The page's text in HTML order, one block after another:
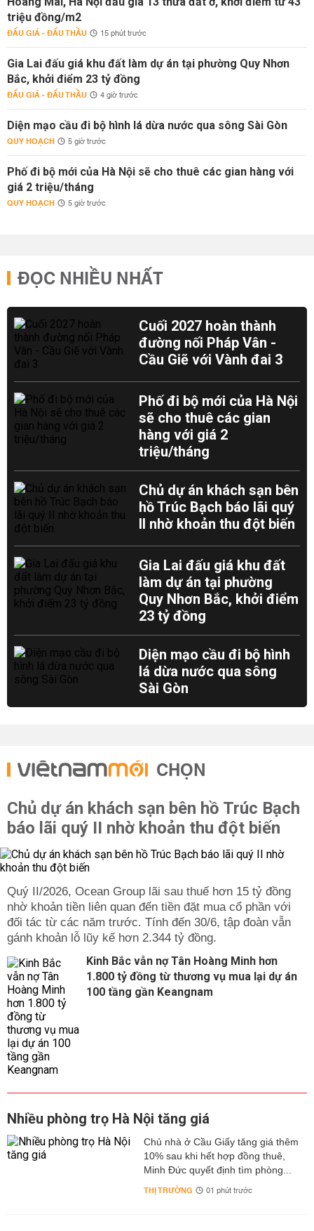
triệu đồng/m2
ĐẤU GIÁ - ĐẤU THẦU 15 phút trước
Gia Lai đấu giá khu đất làm dự án tại phường Quy Nhơn
Bắc, khởi điểm 23 tỷ đồng
ĐẤU GIÁ - ĐẤU THẦU 4 giờ trước
Diện mạo cầu đi bộ hình lá dừa nước qua sông Sài Gòn
QUY HOẠCH 5 giờ trước
Phố đi bộ mới của Hà Nội sẽ cho thuê các gian hàng với
giá 2 triệu/tháng
QUY HOẠCH 5 giờ trước
ĐỌC NHIỀU NHẤT
Cuối 2027 hoàn thành
đường nối Pháp Vân -
Cầu Giẽ với Vành đai 3
Phố đi bộ mới của Hà Nội
sẽ cho thuê các gian
hàng với giá 2
triệu/tháng
Chủ dự án khách sạn bên
hồ Trúc Bạch báo lãi quý
II nhờ khoản thu đột biến
Gia Lai đấu giá khu đất
làm dự án tại phường
Quy Nhơn Bắc, khởi điểm
23 tỷ đồng
Diện mạo cầu đi bộ hình
lá dừa nước qua sông
Sài Gòn
CHỌN
Chủ dự án khách sạn bên hồ Trúc Bạch
báo lãi quý II nhờ khoản thu đột biến
Quý II/2026, Ocean Group lãi sau thuế hơn 15 tỷ đồng
nhờ khoản tiền liên quan đến tiền đặt mua cổ phần với
đối tác từ các năm trước. Tính đến 30/6, tập đoàn vẫn
gánh khoản lỗ lũy kế hơn 2.344 tỷ đồng.
Kinh Bắc vẫn nợ Tân Hoàng Minh hơn
1.800 tỷ đồng từ thương vụ mua lại dự án
100 tầng gần Keangnam
Nhiều phòng trọ Hà Nội tăng giá
Chủ nhà ở Cầu Giấy tăng giá thêm
10% sau khi hết hợp đồng thuê,
Minh Đức quyết định tìm phòng...
THỊ TRƯỜNG 01 phút trước